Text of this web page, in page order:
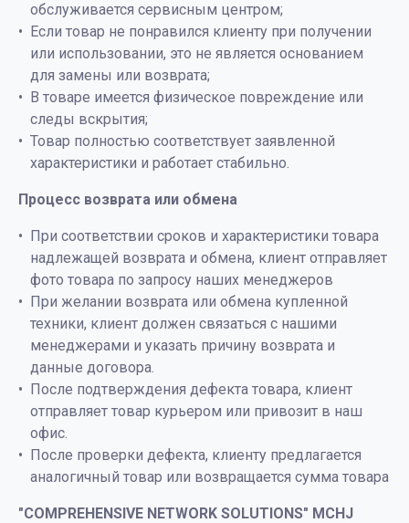
обслуживается сервисным центром;
Если товар не понравился клиенту при получении
или использовании, это не является основанием
для замены или возврата;
В товаре имеется физическое повреждение или
следы вскрытия;
Товар полностью соответствует заявленной
характеристики и работает стабильно.
Процесс возврата или обмена
При соответствии сроков и характеристики товара
надлежащей возврата и обмена, клиент отправляет
фото товара по запросу наших менеджеров
При желании возврата или обмена купленной
техники, клиент должен связаться с нашими
менеджерами и указать причину возврата и
данные договора.
После подтверждения дефекта товара, клиент
отправляет товар курьером или привозит в наш
офис.
После проверки дефекта, клиенту предлагается
аналогичный товар или возвращается сумма товара
"COMPREHENSIVE NETWORK SOLUTIONS" MCHJ